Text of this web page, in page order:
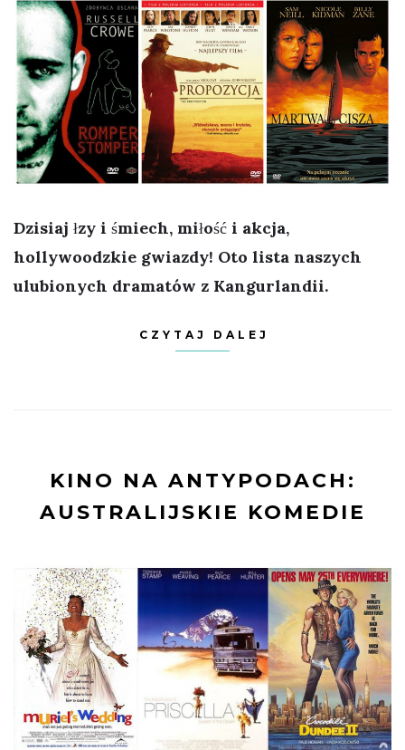
Dzisiaj łzy i śmiech, miłość i akcja,
hollywoodzkie gwiazdy! Oto lista naszych
ulubionych dramatów z Kangurlandii.
CZYTAJ DALEJ
KINO NA ANTYPODACH:
AUSTRALIJSKIE KOMEDIE